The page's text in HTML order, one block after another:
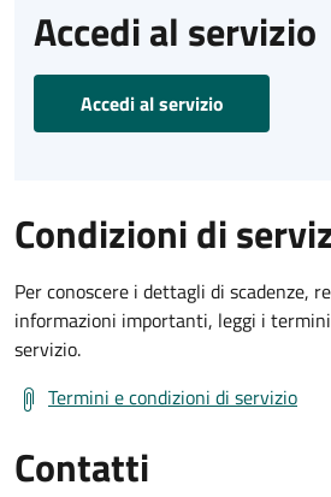
Accedi al servizio
Accedi al servizio
Condizioni di
Per conoscere i dettagli di scadenze,
informazioni importanti, leggi i
servizio.
Termini e condizioni di servizio
Contatti